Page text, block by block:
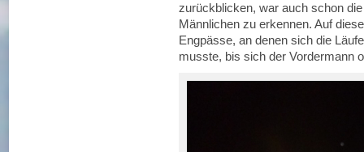
zurückblicken, war auch schon
Männlichen zu erkennen. Auf
Engpässe, an denen sich die
musste, bis sich der Vordermann